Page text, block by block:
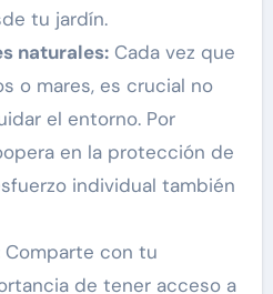
tu jardín.
naturales:Cada vez que
o mares, es crucial no
el entorno. Por
en la protección de
individual también
Comparte con tu
de tener acceso a